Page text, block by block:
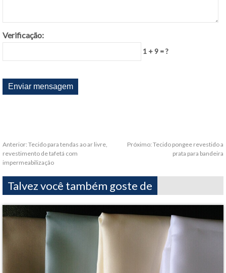
Verificação:
1 + 9 = ?
Anterior: Tecido para tendas ao ar livre,
revestimento de tafetá com
impermeabilização
Próximo: Tecido pongee revestido a
prata para bandeira
Talvez você também goste de